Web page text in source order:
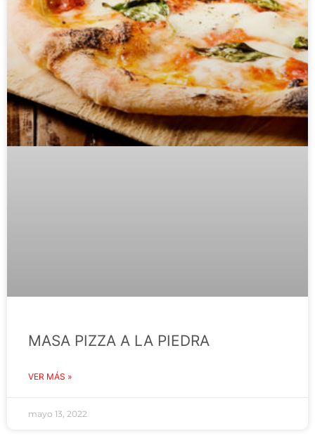
MASA PIZZA A LA PIEDRA
VER MÁS »
mayo 13, 2022